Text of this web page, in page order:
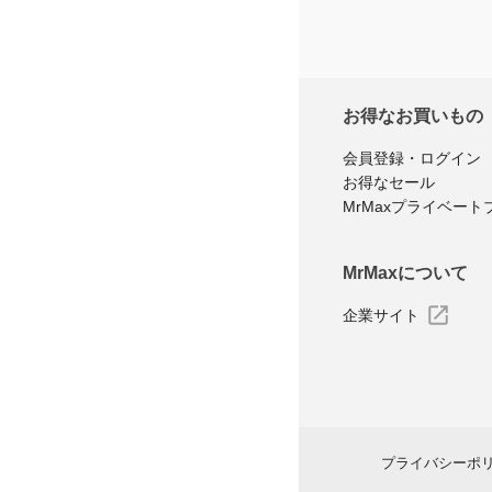
お得なお買いもの
会員登録・ログイン
お得なセール
MrMaxプライベート
MrMaxについて
企業サイト
プライバシーポ